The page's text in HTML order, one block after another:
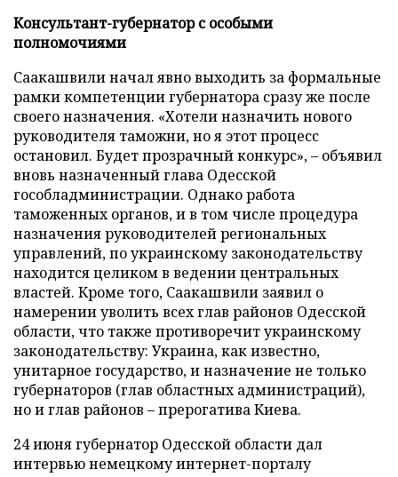
Консультант-губернатор с особыми
полномочиями
Саакашвили начал явно выходить за формальные
рамки компетенции губернатора сразу же после
своего назначения. «Хотели назначить нового
руководителя таможни, но я этот процесс
остановил. Будет прозрачный конкурс», – объявил
вновь назначенный глава Одесской
гособладминистрации. Однако работа
таможенных органов, и в том числе процедура
назначения руководителей региональных
управлений, по украинскому законодательству
находится целиком в ведении центральных
властей. Кроме того, Саакашвили заявил о
намерении уволить всех глав районов Одесской
области, что также противоречит украинскому
законодательству: Украина, как известно,
унитарное государство, и назначение не только
губернаторов (глав областных администраций),
но и глав районов – прерогатива Киева.
24 июня губернатор Одесской области дал
интервью немецкому интернет-порталу